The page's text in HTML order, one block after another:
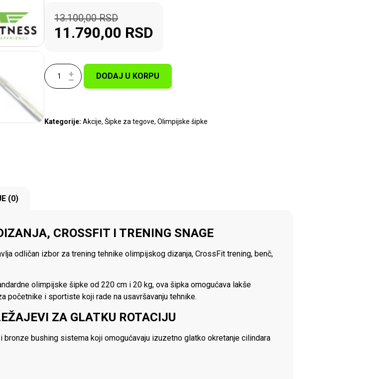
13.100,00RSD
11.790,00 RSD
DODAJ U KORPU
Kategorije: Akcije, Šipke za tegove, Olimpijske šipke
(0)
CROSSFIT I TRENING SNAGE
odličan izbor za trening tehnike olimpijskog dizanja, CrossFit trening, benč,
olimpijske šipke od 220 cm i 20 kg, ova šipka omogućava lakše
početnike i sportiste koji rade na usavršavanju tehnike.
ZA GLATKU ROTACIJU
bushing sistema koji omogućavaju izuzetno glatko okretanje cilindara